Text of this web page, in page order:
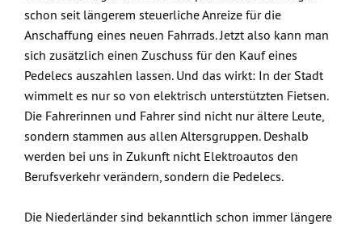
schon seit längerem steuerliche Anreize für die
Anschaffung eines neuen Fahrrads. Jetzt also kann man
sich zusätzlich einen Zuschuss für den Kauf eines
Pedelecs auszahlen lassen. Und das wirkt: In der Stadt
wimmelt es nur so von elektrisch unterstützten Fietsen.
Die Fahrerinnen und Fahrer sind nicht nur ältere Leute,
sondern stammen aus allen Altersgruppen. Deshalb
werden bei uns in Zukunft nicht Elektroautos den
Berufsverkehr verändern, sondern die Pedelecs.
Die Niederländer sind bekanntlich schon immer längere